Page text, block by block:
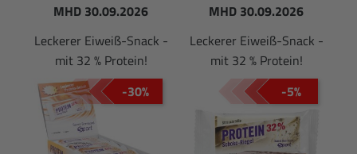
MHD 30.09.2026
Leckerer Eiweiß-Snack -
mit 32 % Protein!
MHD 30.09.2026
Leckerer Eiweiß-Snack -
mit 32 % Protein!
-30%
-5%